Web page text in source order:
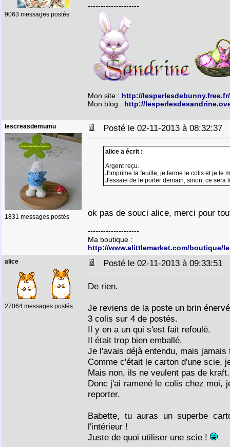
9063 messages postés
--------------------
Mon site : http://lesperlesdebunny.free.fr/
Mon blog : http://
lescreasdemumu
1831 messages postés
Posté le 02-11-2013 à 08:32:37
alice a écrit :
Argent reçu.
J'imprime la feuille, je ferme le colis et je le
J'essaie de le porter demain, sinon, ce sera
ok pas de souci alice, merci pour
--------------------
Ma boutique :
http://www.alittlemarket.com/boutique/
alice
27064 messages postés
Posté le 02-11-2013 à 09:33:51
De rien.
Je reviens de la poste un brin
3 colis sur 4 de postés.
Il y en a un qui s'est fait refoulé.
Il était trop bien emballé.
Je l'avais déjà entendu, mais jamais
Comme c'était le carton d'une scie,
Mais non, ils ne veulent pas de kraft.
Donc j'ai ramené le colis chez moi,
reporter.
Babette, tu auras un superbe
l'intérieur !
Juste de quoi utiliser une scie !